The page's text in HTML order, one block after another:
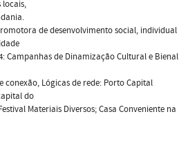
locais,
de desenvolvimento social, individual
Campanhas de Dinamização Cultural e Bienal
conexão, Lógicas de rede: Porto Capital
do
Materiais Diversos; Casa Conveniente na